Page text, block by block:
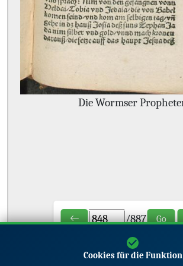
Die Wormser
/887 Go
Cookies für die Funktion